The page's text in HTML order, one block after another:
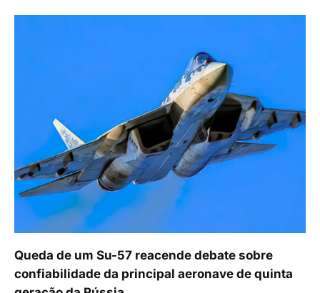
Queda de um Su-57 reacende debate sobre
confiabilidade da principal aeronave de quinta